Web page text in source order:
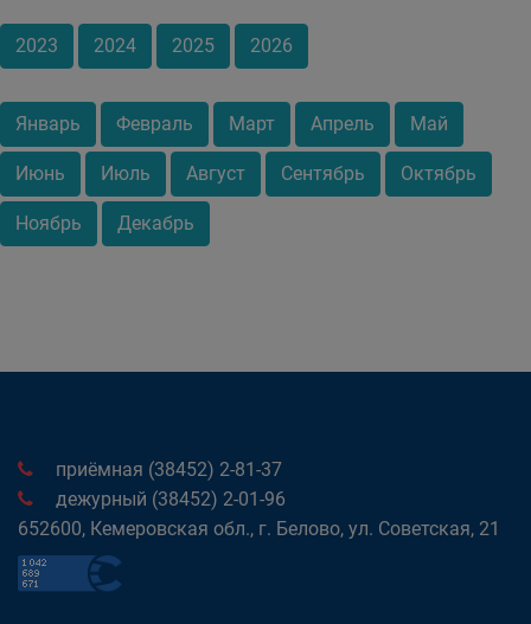
2023 2024 2025 2026
Январь Февраль Март Апрель Май
Июнь Июль Август Сентябрь Октябрь
Ноябрь Декабрь
приёмная (38452) 2-81-37
дежурный (38452) 2-01-96
652600, Кемеровская обл., г. Белово, ул. Советская, 21